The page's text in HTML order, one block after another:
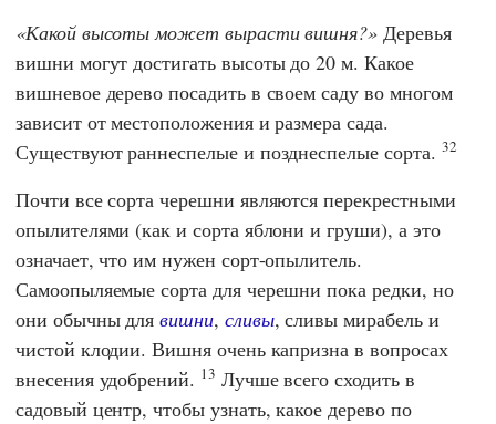
Какой высоты может вырасти вишня? Деревья
вишни могут достигать высоты до 20 м. Какое
вишневое дерево посадить в своем саду во многом
зависит от местоположения и размера сада.
Существуют раннеспелые и позднеспелые сорта. 32
Почти все сорта черешни являются перекрестными
опылителями (как и сорта яблони и груши), а это
означает, что им нужен сорт-опылитель.
Самоопыляемые сорта для черешни пока редки, но
они обычны длявишни, сливы, сливы мирабель и
чистой клодии. Вишня очень капризна в вопросах
внесения удобрений. 13 Лучше всего сходить в
садовый центр, чтобы узнать, какое дерево по